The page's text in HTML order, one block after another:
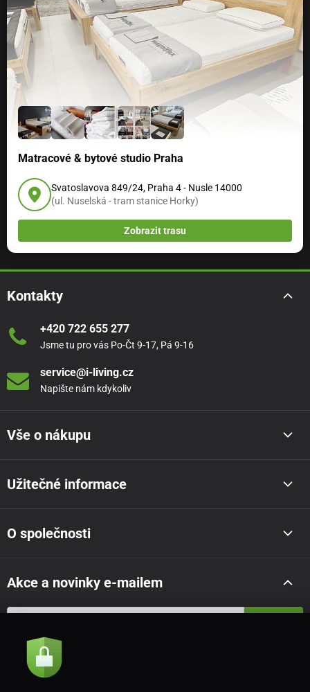
Matracové & bytové studio Praha
Svatoslavova 849/24, Praha 4 - Nusle 14000
(ul. Nuselská - tram stanice Horky)
Zobrazit trasu
Kontakty
+420 722 655 277
Jsme tu pro vás Po-Čt 9-17, Pá 9-16
service@i-living.cz
Napište nám kdykoliv
Vše o nákupu
Užitečné informace
O společnosti
Akce a novinky e-mailem
Souhlasím se